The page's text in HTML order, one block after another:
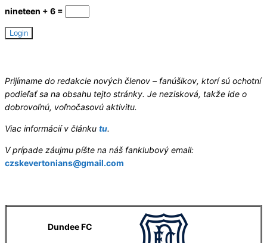
nineteen + 6 =
Prijímame do redakcie nových členov – fanúšikov, ktorí sú ochotní
podieľať sa na obsahu tejto stránky. Je nezisková, takže ide o
dobrovoľnú, voľnočasovú aktivitu.
Viac informácií v článku tu.
V prípade záujmu píšte na náš fanklubový email:
czskevertonians@gmail.com
Dundee FC